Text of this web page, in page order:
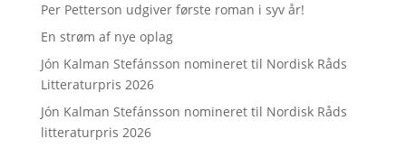
Per Petterson udgiver første roman i syv år!
En strøm af nye oplag
Jón Kalman Stefánsson nomineret til Nordisk Råds
Litteraturpris 2026
Jón Kalman Stefánsson nomineret til Nordisk Råds
litteraturpris 2026